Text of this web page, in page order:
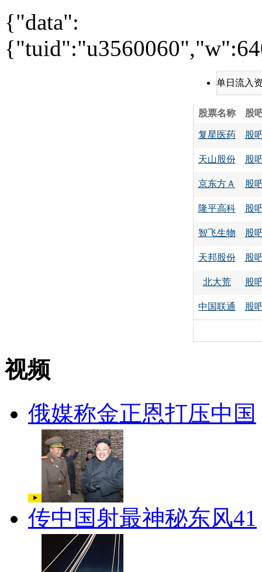
{"data":
单日流入
股票名称 股
复星医药 股
天山股份 股
京东方Ａ 股
隆平高科 股
智飞生物 股
天邦股份 股
北大荒 股
中国联通 股
视频
俄媒称金正恩打压中国
传中国射最神秘东风41